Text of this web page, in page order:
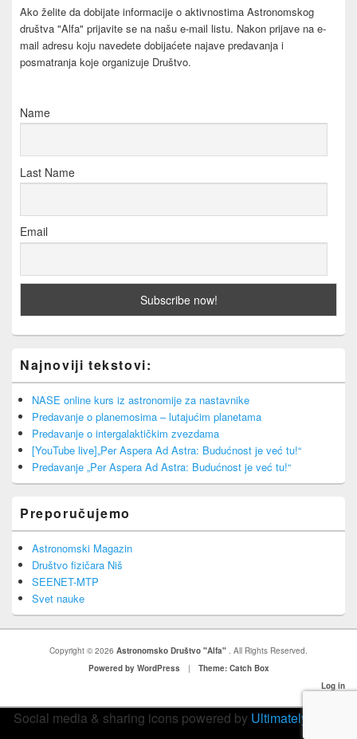
Ako želite da dobijate informacije o aktivnostima Astronomskog
društva "Alfa" prijavite se na našu e-mail listu. Nakon prijave na e-
mail adresu koju navedete dobijaćete najave predavanja i
posmatranja koje organizuje Društvo.
Name
Last Name
Email
Najnoviji tekstovi:
NASE online kurs iz astronomije za nastavnike
Predavanje o planemosima – lutajućim planetama
Predavanje o intergalaktičkim zvezdama
[YouTube live]„Per Aspera Ad Astra: Budućnost je već tu!“
Predavanje „Per Aspera Ad Astra: Budućnost je već tu!“
Preporučujemo
Astronomski Magazin
Društvo fizičara Niš
SEENET-MTP
Svet nauke
Copyright © 2026 Astronomsko Društvo "Alfa"
. All Rights Reserved.
Powered by WordPress
|
Theme: Catch Box
Log in
Social media & sharing icons powered by UltimatelySocial